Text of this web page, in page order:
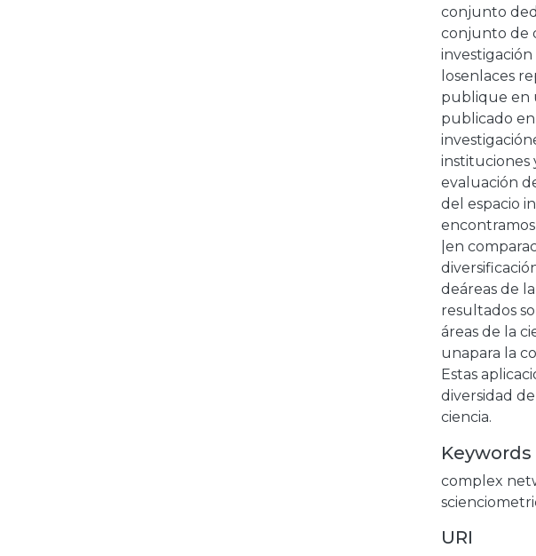
conjunto
conjunto de
losenlaces
publique en
publicado
instituciones
evaluación
del espacio
|en
deáreas de
resultados
áreas de la
unapara la
Estas
diversidad
ciencia.
Keywords
complex
URI